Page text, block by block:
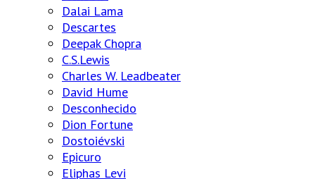
Dalai Lama
Descartes
Deepak Chopra
C.S.Lewis
Charles W. Leadbeater
David Hume
Desconhecido
Dion Fortune
Dostoiévski
Epicuro
Eliphas Levi